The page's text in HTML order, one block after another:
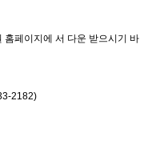
홈페이지에 서 다운 받으시기 바
2182)